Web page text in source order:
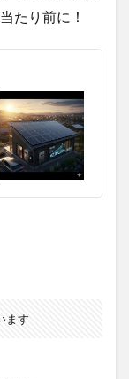
たり前に！
ます